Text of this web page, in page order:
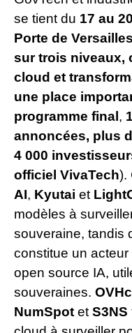
se tient du 17 au
Porte de Versailles
sur trois niveaux,
cloud et
une place
programme final ,
annoncées, plus
4 000
officiel VivaTech).
AI, Kyutai et
modèles à
souveraine, tandis
constitue un acteur
open source IA,
souveraines.
NumSpot et S3NS